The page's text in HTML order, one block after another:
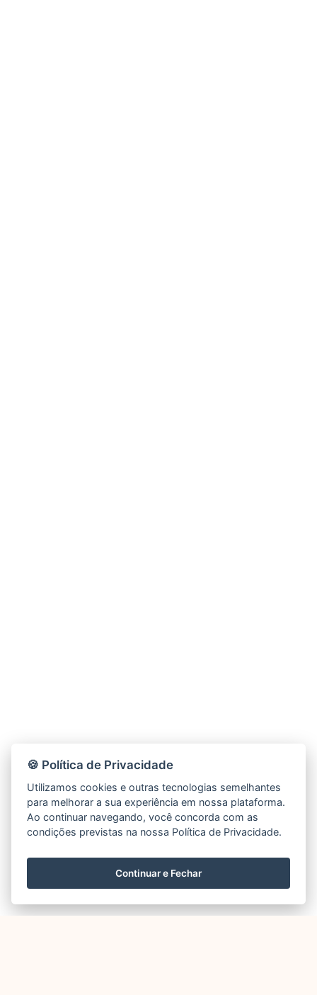
🍪 Política de Privacidade
Utilizamos cookies e outras tecnologias semelhantes
para melhorar a sua experiência em nossa plataforma.
Ao continuar navegando, você concorda com as
condições previstas na nossa Política de Privacidade.
Continuar e Fechar